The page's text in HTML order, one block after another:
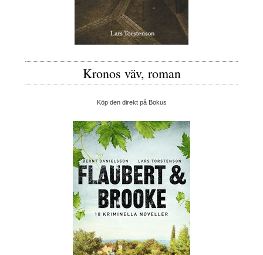
Kronos väv, roman
Köp den direkt på Bokus